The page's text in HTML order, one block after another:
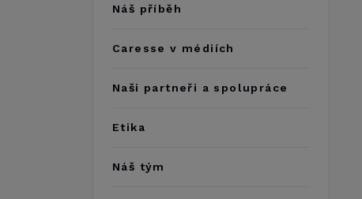
Náš příběh
Caresse v médiích
Naši partneři a spolupráce
Etika
Náš tým